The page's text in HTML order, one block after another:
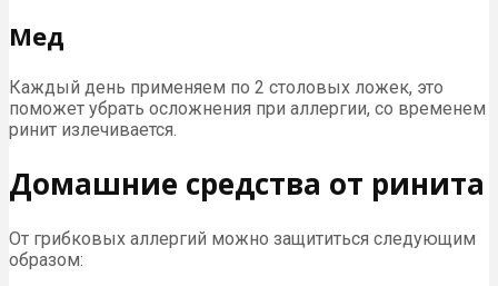
Мед
Каждый день применяем по 2 столовых ложек, это
поможет убрать осложнения при аллергии, со временем
ринит излечивается.
Домашние средства от ринита
От грибковых аллергий можно защититься следующим
образом: